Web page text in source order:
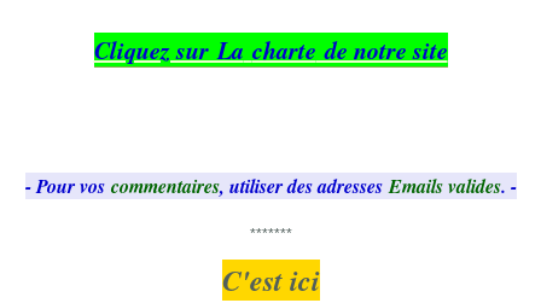
Cliquez sur La charte de notre site
- Pour vos commentaires, utiliser des adresses Emails valides. -
*******
C'est ici